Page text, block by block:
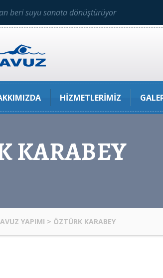
beri suyu sanata dönüştürüyor
HIZMETLERIMIZ
KARABEY
YAPIMI > ÖZTÜRK KARABEY